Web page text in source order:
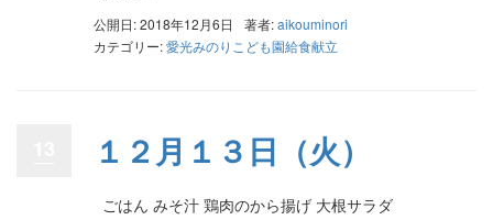
公開日: 2018年12月6日 著者:aikouminori
カテゴリー:愛光みのりこども園給食献立
１２月１３日（火）
ごはん みそ汁 鶏肉のから揚げ 大根サラダ